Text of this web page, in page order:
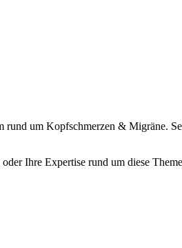
rund um Kopfschmerzen & Migräne.
Ihre Expertise rund um diese